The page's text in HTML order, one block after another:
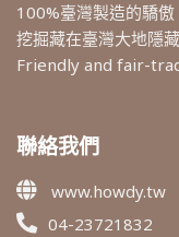
100%臺灣製造的驕
挖掘藏在臺灣大地隱
Friendly and fair-
聯絡我們
www.howdy.tw
04-23721832